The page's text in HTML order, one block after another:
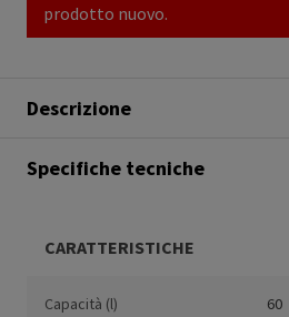
prodotto nuovo.
Descrizione
Specifiche tecniche
CARATTERISTICHE
Capacità (l) 60